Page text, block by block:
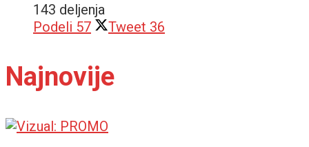
143 deljenja
Podeli 57 Tweet 36
Najnovije